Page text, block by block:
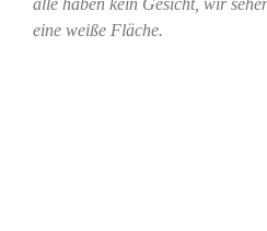
eine weiße Fläche.